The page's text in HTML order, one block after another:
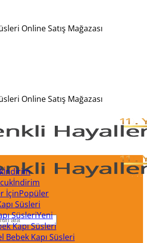
Online Satış Mağazası
Online Satış Mağazası
İçin
Süsleri
Süsleri
Kapı Süsleri
Bebek Kapı Süsleri